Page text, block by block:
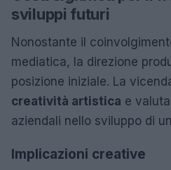
sviluppi futuri
Nonostante il
mediatica, la direzione
posizione iniziale. La
creatività artistica e
aziendali nello sviluppo di un
Implicazioni creative